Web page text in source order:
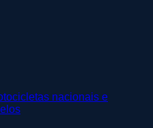
nacionais e